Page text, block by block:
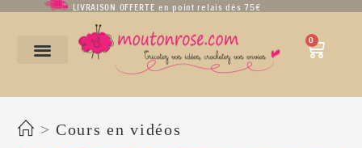
LIVRAISON OFFERTE en point relais dès 75€
0
> Cours en vidéos